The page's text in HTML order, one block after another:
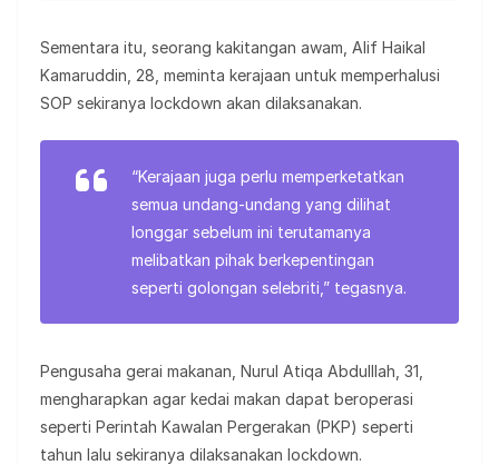
Sementara itu, seorang kakitangan awam, Alif Haikal
Kamaruddin, 28, meminta kerajaan untuk memperhalusi
SOP sekiranya lockdown akan dilaksanakan.
“Kerajaan juga perlu memperketatkan
semua undang-undang yang dilihat
longgar sebelum ini terutamanya
melibatkan pihak berkepentingan
seperti golongan selebriti,” tegasnya.
Pengusaha gerai makanan, Nurul Atiqa Abdulllah, 31,
mengharapkan agar kedai makan dapat beroperasi
seperti Perintah Kawalan Pergerakan (PKP) seperti
tahun lalu sekiranya dilaksanakan lockdown.